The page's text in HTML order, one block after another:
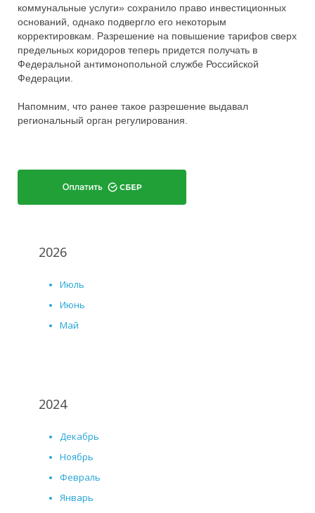
коммунальные услуги» сохранило право инвестиционных
оснований, однако подвергло его некоторым
корректировкам. Разрешение на повышение тарифов сверх
предельных коридоров теперь придется получать в
Федеральной антимонопольной службе Российской
Федерации.
Напомним, что ранее такое разрешение выдавал
региональный орган регулирования.
2026
Июль
Июнь
Май
2024
Декабрь
Ноябрь
Февраль
Январь